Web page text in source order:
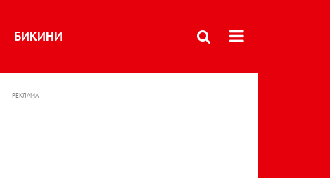
БИКИНИ
РЕКЛАМА